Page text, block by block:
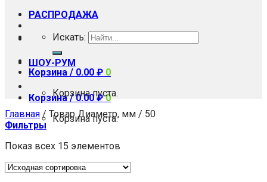
РАСПРОДАЖА
ШОУ-РУМ
Корзина /0.00₽ 0
Корзина пуста.
Искать:
Корзина / 0.00 ₽ 0
Корзина пуста.
Главная / Товар Диаметр, мм / 50
Фильтры
Показ всех 15 элементов